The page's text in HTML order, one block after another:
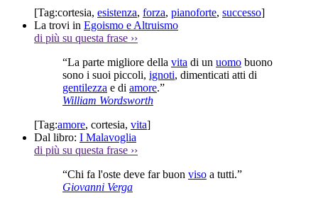
[Tag:cortesia, esistenza, forza, pianoforte, successo]
La trovi in Egoismo e Altruismo
di più su questa frase ››
“La parte migliore della vita di un uomo buono
sono i suoi piccoli, ignoti, dimenticati atti di
gentilezza e di amore.”
William Wordsworth
[Tag:amore, cortesia, vita]
Dal libro: I Malavoglia
di più su questa frase ››
“Chi fa l'oste deve far buon viso a tutti.”
Giovanni Verga